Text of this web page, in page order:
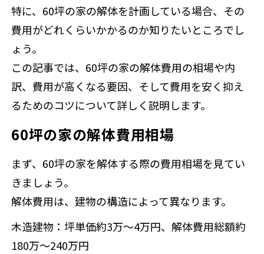
特に、60坪の家の解体を計画している場合、その
費用がどれくらいかかるのか知りたいところでし
ょう。
この記事では、60坪の家の解体費用の相場や内
訳、費用が高くなる要因、そして費用を安く抑え
るためのコツについて詳しく説明します。
60坪の家の解体費用相場
まず、60坪の家を解体する際の費用相場を見てい
きましょう。
解体費用は、建物の構造によって異なります。
木造建物：坪単価約3万～4万円、解体費用総額約
180万～240万円